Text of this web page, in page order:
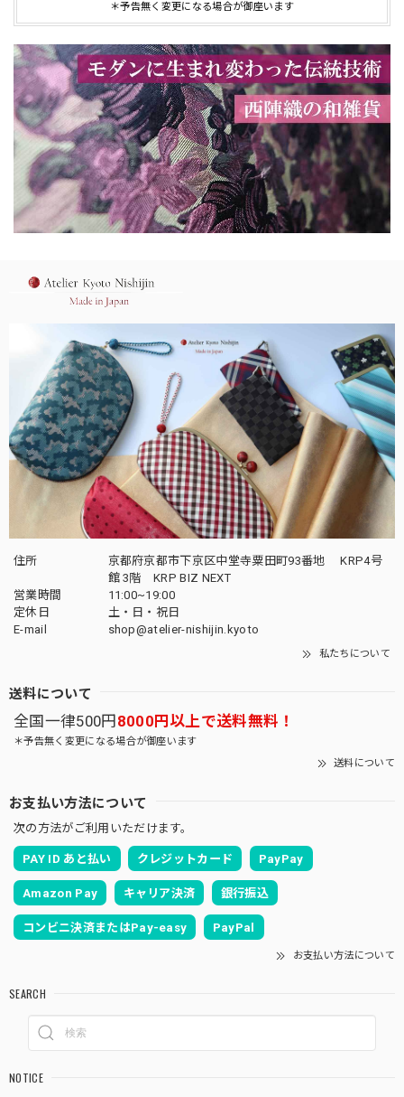
＊予告無く変更になる場合が御座います
住所
京都府京都市下京区中堂寺粟田町93番地 KRP4号
館 3階 KRP BIZ NEXT
営業時間
11:00~19:00
定休日
土・日・祝日
E-mail
shop@atelier-nishijin.kyoto
私たちについて
送料について
全国一律500円8000円以上で送料無料！
＊予告無く変更になる場合が御座います
送料について
お支払い方法について
次の方法がご利用いただけます。
PAY ID あと払い クレジットカード PayPay
Amazon Pay キャリア決済 銀行振込
コンビニ決済またはPay-easy PayPal
お支払い方法について
SEARCH
NOTICE